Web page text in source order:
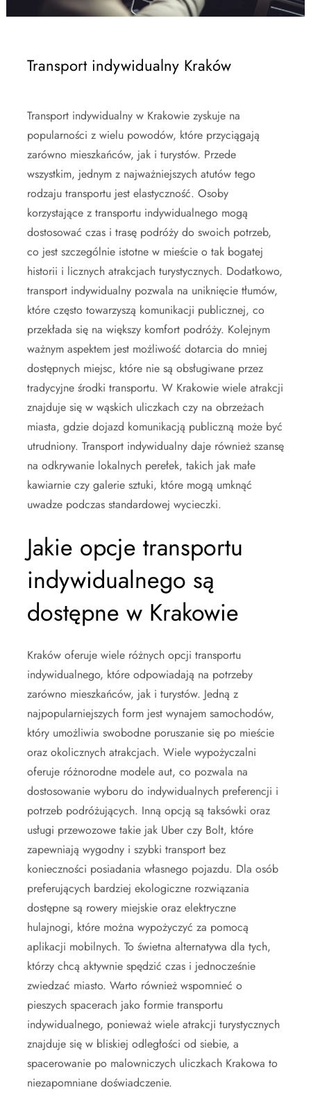
Transport indywidualny Kraków
Transport indywidualny w Krakowie zyskuje na
popularności z wielu powodów, które przyciągają
zarówno mieszkańców, jak i turystów. Przede
wszystkim, jednym z najważniejszych atutów tego
rodzaju transportu jest elastyczność. Osoby
korzystające z transportu indywidualnego mogą
dostosować czas i trasę podróży do swoich potrzeb,
co jest szczególnie istotne w mieście o tak bogatej
historii i licznych atrakcjach turystycznych. Dodatkowo,
transport indywidualny pozwala na uniknięcie tłumów,
które często towarzyszą komunikacji publicznej, co
przekłada się na większy komfort podróży. Kolejnym
ważnym aspektem jest możliwość dotarcia do mniej
dostępnych miejsc, które nie są obsługiwane przez
tradycyjne środki transportu. W Krakowie wiele atrakcji
znajduje się w wąskich uliczkach czy na obrzeżach
miasta, gdzie dojazd komunikacją publiczną może być
utrudniony. Transport indywidualny daje również szansę
na odkrywanie lokalnych perełek, takich jak małe
kawiarnie czy galerie sztuki, które mogą umknąć
uwadze podczas standardowej wycieczki.
Jakie opcje transportu
indywidualnego są
dostępne w Krakowie
Kraków oferuje wiele różnych opcji transportu
indywidualnego, które odpowiadają na potrzeby
zarówno mieszkańców, jak i turystów. Jedną z
najpopularniejszych form jest wynajem samochodów,
który umożliwia swobodne poruszanie się po mieście
oraz okolicznych atrakcjach. Wiele wypożyczalni
oferuje różnorodne modele aut, co pozwala na
dostosowanie wyboru do indywidualnych preferencji i
potrzeb podróżujących. Inną opcją są taksówki oraz
usługi przewozowe takie jak Uber czy Bolt, które
zapewniają wygodny i szybki transport bez
konieczności posiadania własnego pojazdu. Dla osób
preferujących bardziej ekologiczne rozwiązania
dostępne są rowery miejskie oraz elektryczne
hulajnogi, które można wypożyczyć za pomocą
aplikacji mobilnych. To świetna alternatywa dla tych,
którzy chcą aktywnie spędzić czas i jednocześnie
zwiedzać miasto. Warto również wspomnieć o
pieszych spacerach jako formie transportu
indywidualnego, ponieważ wiele atrakcji turystycznych
znajduje się w bliskiej odległości od siebie, a
spacerowanie po malowniczych uliczkach Krakowa to
niezapomniane doświadczenie.